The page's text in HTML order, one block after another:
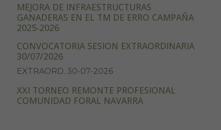
MEJORA DE INFRAESTRUCTURAS
GANADERAS EN EL TM DE ERRO CAMPAÑA
2025-2026
CONVOCATORIA SESION EXTRAORDINARIA
30/07/2026
EXTRAORD. 30-07-2026
XXI TORNEO REMONTE PROFESIONAL
COMUNIDAD FORAL NAVARRA